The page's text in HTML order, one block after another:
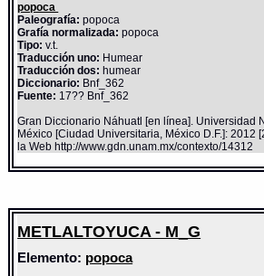
popoca
Paleografía: popoca
Grafía normalizada: popoca
Tipo: v.t.
Traducción uno: Humear
Traducción dos: humear
Diccionario: Bnf_362
Fuente: 17?? Bnf_362
Gran Diccionario Náhuatl [en línea]. Universidad
México [Ciudad Universitaria, México D.F.]: 2012
la Web http://www.gdn.unam.mx/contexto/14312
METLALTOYUCA - M_G
Elemento: popoca